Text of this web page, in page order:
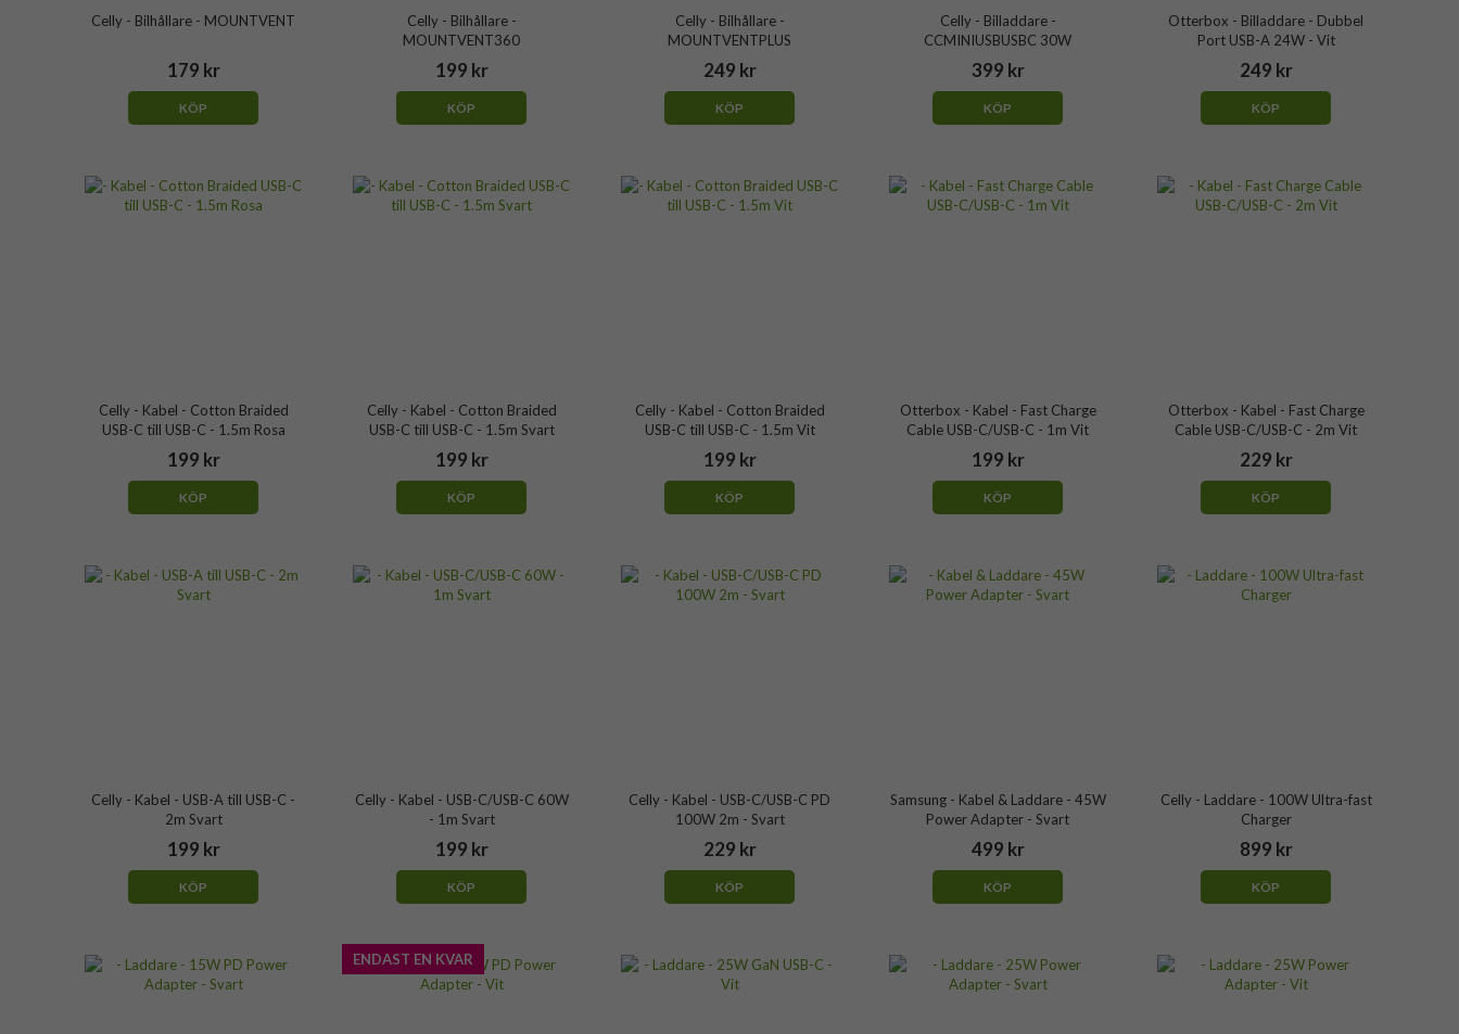
Celly - Bilhållare - MOUNTVENT
179 kr
KÖP
Celly - Bilhållare -
MOUNTVENT360
199 kr
KÖP
Celly - Bilhållare -
MOUNTVENTPLUS
249 kr
KÖP
Celly - Billaddare -
CCMINIUSBUSBC 30W
399 kr
KÖP
Otterbox - Billaddare - Dubbel
Port USB-A 24W - Vit
249 kr
KÖP
Celly - Kabel - Cotton Braided
USB-C till USB-C - 1.5m Rosa
199 kr
KÖP
Celly - Kabel - Cotton Braided
USB-C till USB-C - 1.5m Svart
199 kr
KÖP
Celly - Kabel - Cotton Braided
USB-C till USB-C - 1.5m Vit
199 kr
KÖP
Otterbox - Kabel - Fast Charge
Cable USB-C/USB-C - 1m Vit
199 kr
KÖP
Otterbox - Kabel - Fast Charge
Cable USB-C/USB-C - 2m Vit
229 kr
KÖP
Celly - Kabel - USB-A till USB-C -
2m Svart
199 kr
KÖP
Celly - Kabel - USB-C/USB-C 60W
- 1m Svart
199 kr
KÖP
Celly - Kabel - USB-C/USB-C PD
100W 2m - Svart
229 kr
KÖP
Samsung - Kabel & Laddare - 45W
Power Adapter - Svart
499 kr
KÖP
Celly - Laddare - 100W Ultra-fast
Charger
899 kr
KÖP
ENDAST EN KVAR